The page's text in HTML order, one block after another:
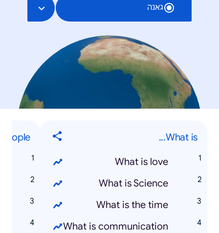
גאנה
What is...
What is love
What is Science
What is the time
What is communication
People